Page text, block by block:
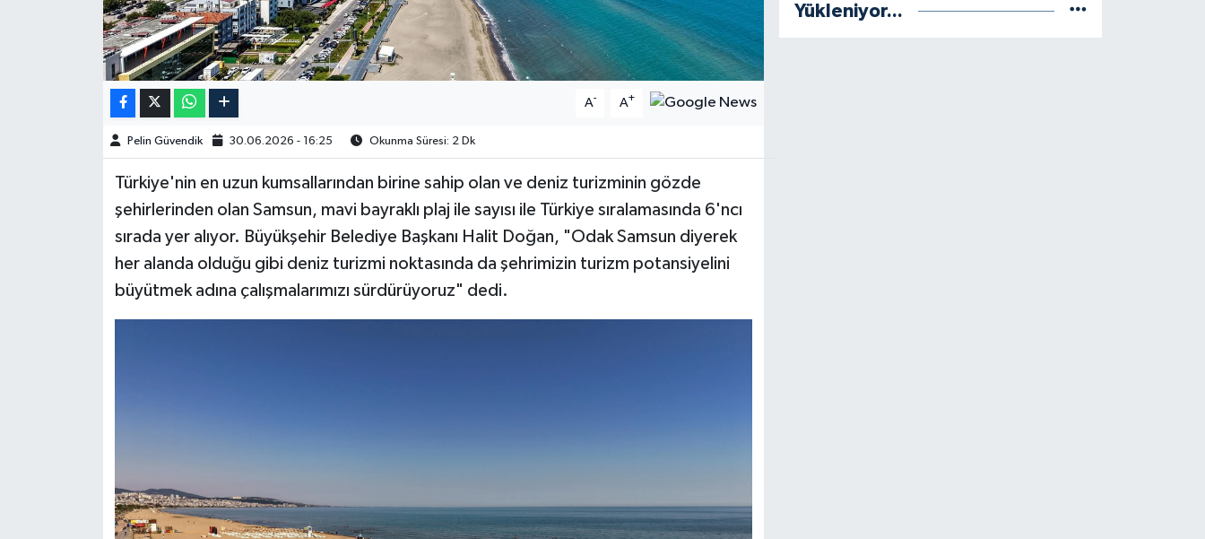
A- A+
Pelin Güvendik 30.06.2026 - 16:25 Okunma Süresi: 2 Dk
Türkiye'nin en uzun kumsallarından birine sahip olan ve deniz turizminin gözde
şehirlerinden olan Samsun, mavi bayraklı plaj ile sayısı ile Türkiye sıralamasında 6'ncı
sırada yer alıyor. Büyükşehir Belediye Başkanı Halit Doğan, "Odak Samsun diyerek
her alanda olduğu gibi deniz turizmi noktasında da şehrimizin turizm potansiyelini
büyütmek adına çalışmalarımızı sürdürüyoruz" dedi.
Yükleniyor...
Hava Durumu
Kim kimdir?
Kültür Sanat